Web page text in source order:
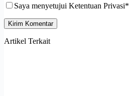
Saya menyetujui Ketentuan Privasi*
Kirim Komentar
Artikel Terkait